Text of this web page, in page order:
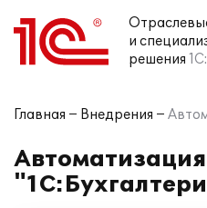
и
решения
Главная Внедрения